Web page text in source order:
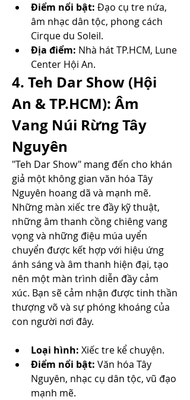
Điểm nổi bật: Đạo cụ tre nứa,
âm nhạc dân tộc, phong cách
Cirque du Soleil.
Địa điểm: Nhà hát TP.HCM, Lune
Center Hội An.
4. Teh Dar Show (Hội
An & TP.HCM): Âm
Vang Núi Rừng Tây
Nguyên
"Teh Dar Show" mang đến cho khán
giả một không gian văn hóa Tây
Nguyên hoang dã và mạnh mẽ.
Những màn xiếc tre đầy kỹ thuật,
những âm thanh cồng chiêng vang
vọng và những điệu múa uyển
chuyển được kết hợp với hiệu ứng
ánh sáng và âm thanh hiện đại, tạo
nên một màn trình diễn đầy cảm
xúc. Bạn sẽ cảm nhận được tinh thần
thượng võ và sự phóng khoáng của
con người nơi đây.
Loại hình: Xiếc tre kể chuyện.
Điểm nổi bật: Văn hóa Tây
Nguyên, nhạc cụ dân tộc, vũ đạo
mạnh mẽ.